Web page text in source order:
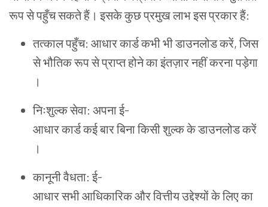
रूपसेपहुँचसकतेहैं । इसकेकुछप्रमुखलाभइसप्रकारहैं:
तत्कालपहुँच: आधारकार्डकभीभीडाउनलोडकरें,जिस
सेभौतिकरूपसेप्राप्तहोनेकाइंतज़ारनहींकरनापड़ेगा
।
निःशुल्कसेवा: अपनाई-
आधारकार्डकईबारबिनाकिसीशुल्ककेडाउनलोडकरें
।
कानूनीवैधता:ई-
आधारसभीआधिकारिकऔरवित्तीयउद्देश्योंकेलिएका